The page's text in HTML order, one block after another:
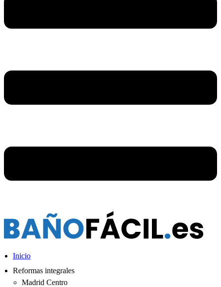
Inicio
Reformas integrales
Madrid Centro